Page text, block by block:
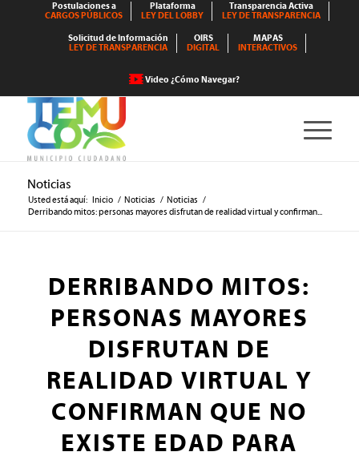
Postulaciones a
CARGOS PÚBLICOS
Plataforma
LEY DEL LOBBY
Transparencia Activa
LEY DE TRANSPARENCIA
Solicitud de Información
LEY DE TRANSPARENCIA
OIRS
DIGITAL
MAPAS
INTERACTIVOS
Video ¿Cómo Navegar?
Noticias
Usted está aquí: Inicio / Noticias / Noticias /
Derribando mitos: personas mayores disfrutan de realidad virtual y confirman...
DERRIBANDO MITOS:
PERSONAS MAYORES
DISFRUTAN DE
REALIDAD VIRTUAL Y
CONFIRMAN QUE NO
EXISTE EDAD PARA